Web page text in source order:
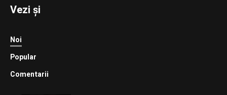
Vezi și
Noi
Popular
Comentarii